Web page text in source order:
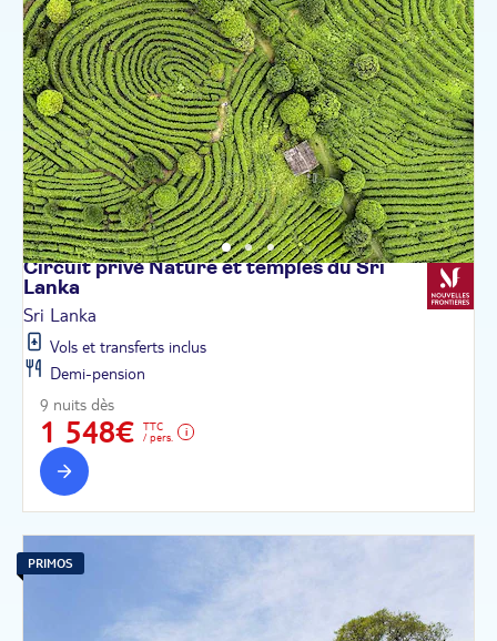
Circuit privé Nature et temples du Sri
Lanka
Sri Lanka
Vols et transferts inclus
Demi-pension
9 nuits dès
1 548€
TTC
/ pers.
PRIMOS